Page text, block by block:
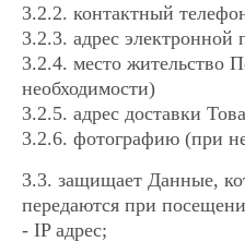
3.2.2. контактный
3.2.3. адрес электронной
3.2.4. место жительство
необходимости)
3.2.5. адрес доставки
3.2.6. фотографию (при
3.3. защищает Данные,
передаются при
- IP адрес;